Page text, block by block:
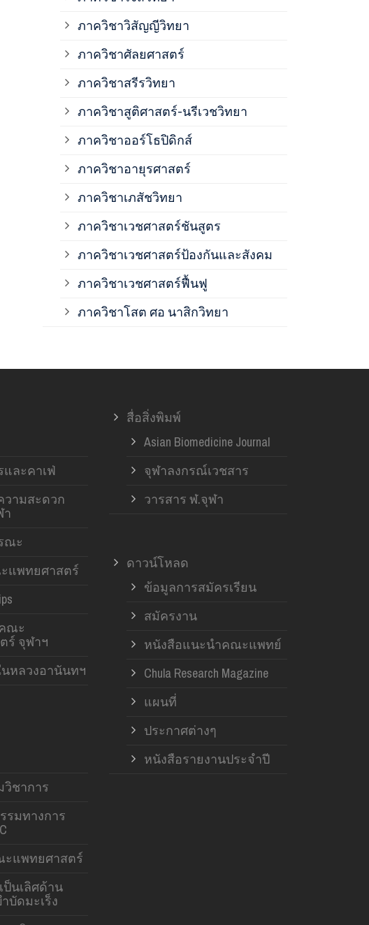
ภาควิชาวิสัญญีวิทยา
ภาควิชาศัลยศาสตร์
ภาควิชาสรีรวิทยา
ภาควิชาสูติศาสตร์-นรีเวชวิทยา
ภาควิชาออร์โธปิดิกส์
ภาควิชาอายุรศาสตร์
ภาควิชาเภสัชวิทยา
ภาควิชาเวชศาสตร์ชันสูตร
ภาควิชาเวชศาสตร์ป้องกันและสังคม
ภาควิชาเวชศาสตร์ฟื้นฟู
ภาควิชาโสต ศอ นาสิกวิทยา
ละคาเฟ่
วามสะดวก
า
ณะ
แพทยศาสตร์
ณะ
ร์ จุฬาฯ
นหลวงอานันทฯ
วิชาการ
รมทางการ
แพทยศาสตร์
นเลิศด้าน
บัดมะเร็ง
สื่อสิ่งพิมพ์
Asian Biomedicine Journal
จุฬาลงกรณ์เวชสาร
วารสาร ฬ.จุฬา
ดาวน์โหลด
ข้อมูลการสมัครเรียน
สมัครงาน
หนังสือแนะนำคณะแพทย์
Chula Research Magazine
แผนที่
ประกาศต่างๆ
หนังสือรายงานประจำปี